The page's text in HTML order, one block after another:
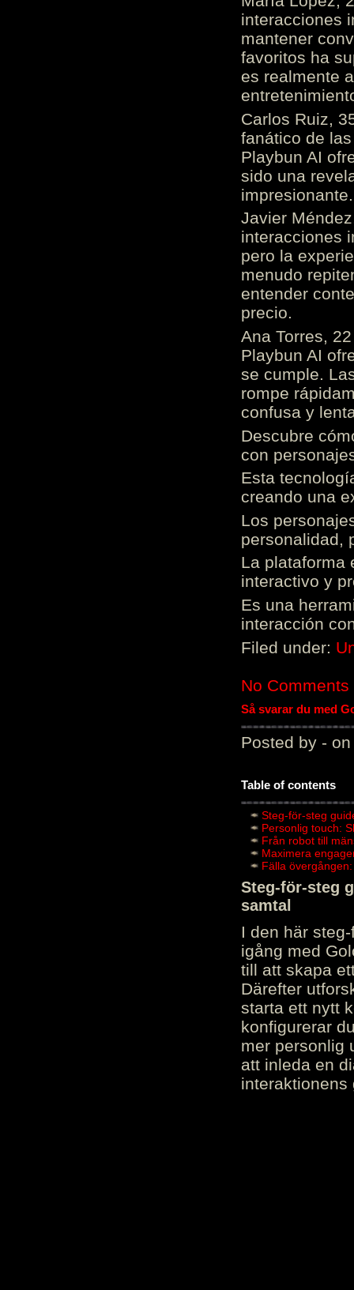
interacciones
mantener
favoritos ha
es realmente
Carlos Ruiz,
fanático de
Playbun AI
sido una
Javier
interacciones
pero la
menudo
entender
precio.
Ana Torres,
Playbun AI
se cumple.
rompe
confusa y
Descubre
con
Esta
creando una
Los
personalidad,
La plataforma
interactivo y
Es una
interacción
Filed under:
No Comments
Så svarar du med
Posted by - on
Table of contents
Steg-för-steg
Personlig touch:
Från robot till
Maximera
Fälla
Steg-för-steg
samtal
I den här
igång med
till att skapa
Därefter
starta ett nytt
konfigurerar
mer personlig
att inleda en
interaktionens